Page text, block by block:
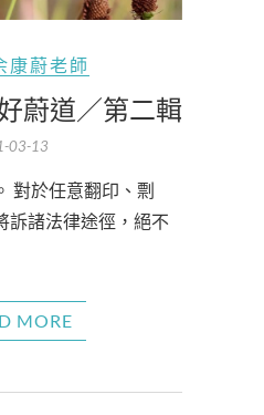
康蔚老師
蔚道／第二輯
03-13
對於任意翻印、剽
訴諸法律途徑，絕不
MORE